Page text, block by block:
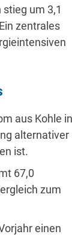
um 3,1
zentrales
aus Kohle
alternativer
ist.
67,0
zum
einen